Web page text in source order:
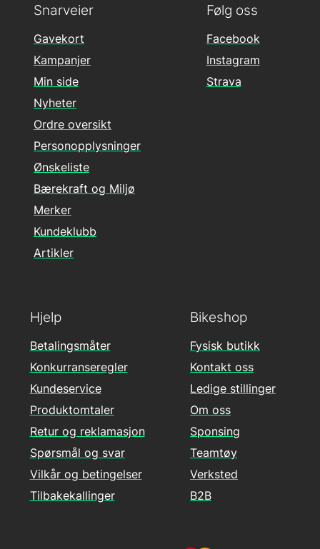
Følg oss
Facebook
Instagram
Strava
Hjelp
Betalingsmåter
Konkurranseregler
Kundeservice
Produktomtaler
Retur og reklamasjon
Spørsmål og svar
Vilkår og betingelser
Tilbakekallinger
Snarveier
Gavekort
Kampanjer
Min side
Nyheter
Ordre oversikt
Personopplysninger
Ønskeliste
Bærekraft og Miljø
Merker
Kundeklubb
Artikler
Bikeshop
Fysisk butikk
Kontakt oss
Ledige stillinger
Om oss
Sponsing
Teamtøy
Verksted
B2B